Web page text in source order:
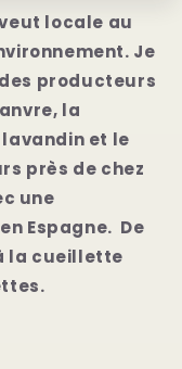
locale au
Je
producteurs
la
et le
près de chez
une
Espagne. De
la cueillette